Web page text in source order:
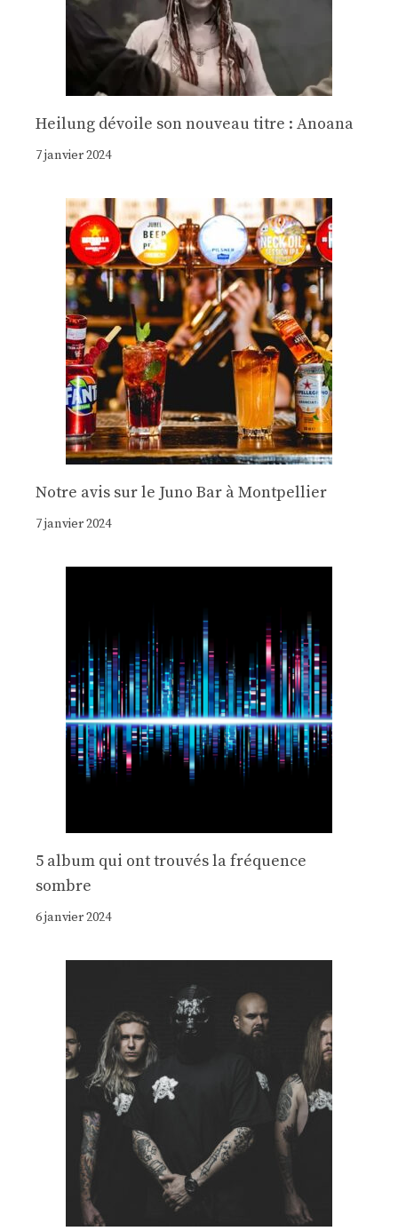
Heilung dévoile son nouveau titre : Anoana
7 janvier 2024
Notre avis sur le Juno Bar à Montpellier
7 janvier 2024
5 album qui ont trouvés la fréquence
sombre
6 janvier 2024